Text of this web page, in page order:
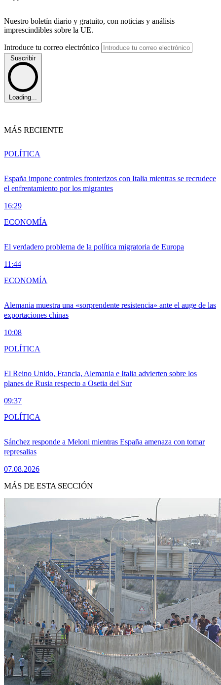
Nuestro boletín diario y gratuito, con noticias y análisis
imprescindibles sobre la UE.
Introduce tu correo electrónico
Suscribir
Loading...
MÁS RECIENTE
España impone controles fronterizos con Italia mientras se recrudece
el enfrentamiento por los migrantes
16:29
POLÍTICA
El verdadero problema de la política migratoria de Europa
11:44
ECONOMÍA
Alemania muestra una «sorprendente resistencia» ante el auge de las
exportaciones chinas
10:08
ECONOMÍA
El Reino Unido, Francia, Alemania e Italia advierten sobre los
planes de Rusia respecto a Osetia del Sur
09:37
POLÍTICA
Sánchez responde a Meloni mientras España amenaza con tomar
represalias
07.08.2026
POLÍTICA
MÁS DE ESTA SECCIÓN